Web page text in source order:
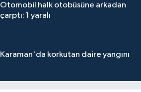
Otomobil halk otobüsüne arkadan
çarptı: 1 yaralı
Karaman'da korkutan daire yangını